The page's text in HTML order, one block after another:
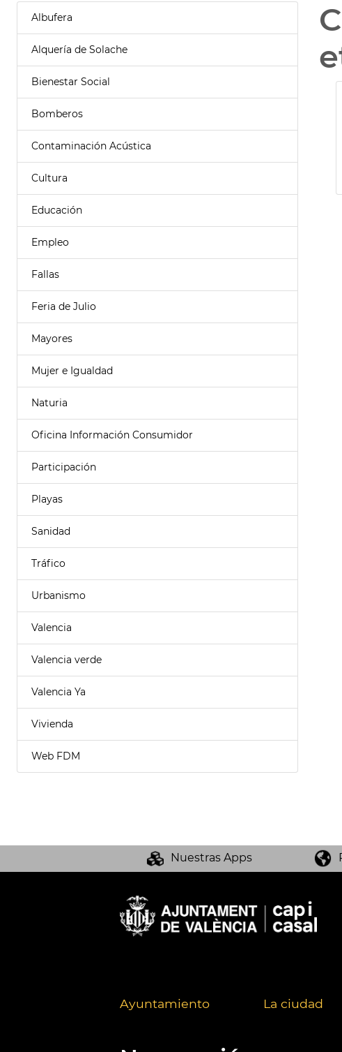
Albufera
Alquería de Solache
Bienestar Social
Bomberos
Contaminación Acústica
Cultura
Educación
Empleo
Fallas
Feria de Julio
Mayores
Mujer e Igualdad
Naturia
Oficina Información Consumidor
Participación
Playas
Sanidad
Tráfico
Urbanismo
Valencia
Valencia verde
Valencia Ya
Vivienda
Web FDM
Nuestras Apps
Ayuntamiento La ciudad